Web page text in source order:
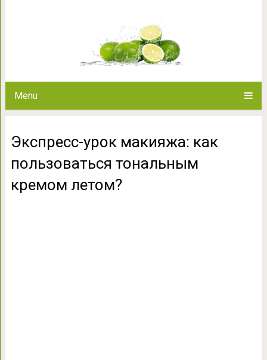
Menu
Экспресс-урок макияжа: как
пользоваться тональным
кремом летом?